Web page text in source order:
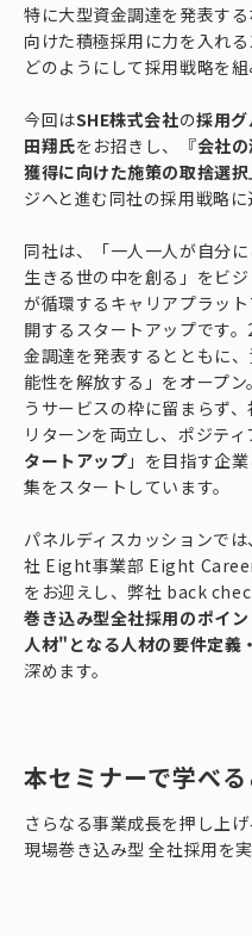
特に大型資金調達を発表す
向けた積極採用に力を入れ
どのようにして採用戦略を
今回はSHE株式会社の採用グ
田翔氏をお招きし、『会社
獲得に向けた施策の取捨選択
ジへと進む同社の採用戦略に
同社は、「一人一人が自分
生きる世の中を創る」をビ
が循環するキャリアプラッ
開するスタートアップです
金調達を発表するとともに
能性を解放する」をオープ
うサービスの枠に留まらず
リターンを両立し、ポジテ
タートアップ 」を目指す企
集をスタートしています。
パネルディスカッションで
社 Eight事業部 Eight
をお迎えし、弊社 back
巻き込み型全社採用のポイン
人材"となる人材の要件定義
深めます。
本セミナーで学べる
さらなる事業成長を押し上
現場巻き込み型 全社採用を